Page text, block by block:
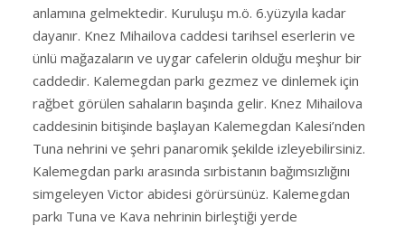
anlamına gelmektedir. Kuruluşu m.ö. 6.yüzyıla kadar
dayanır. Knez Mihailova caddesi tarihsel eserlerin ve
ünlü mağazaların ve uygar cafelerin olduğu meşhur bir
caddedir. Kalemegdan parkı gezmez ve dinlemek için
rağbet görülen sahaların başında gelir. Knez Mihailova
caddesinin bitişinde başlayan Kalemegdan Kalesi’nden
Tuna nehrini ve şehri panaromik şekilde izleyebilirsiniz.
Kalemegdan parkı arasında sırbistanın bağımsızlığını
simgeleyen Victor abidesi görürsünüz. Kalemegdan
parkı Tuna ve Kava nehrinin birleştiği yerde